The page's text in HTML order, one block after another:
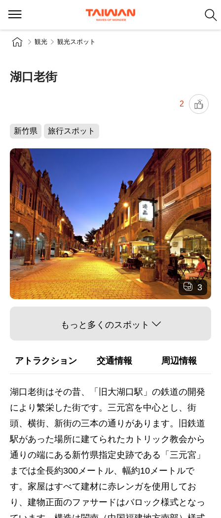
観光 観光スポット
湖口老街
2
新竹県 旅行スポット
3
もっと多くのスポット
アトラクション 交通情報 周辺情報
湖口老街はその昔、「旧大湖口駅」の鉄道の開発
により繁栄した街です。三元宮を中心とし、街
頭、横街、新街の三本の通りがあります。旧鉄道
駅があった場所に建てられたカトリック教会から
通りの端にある新竹県指定史跡である「三元宮」
までは全長約300メートル、幅約10メートルで
す。家屋はすべて建材に赤レンガを使用してお
り、建物正面のファサードはバロック様式となっ